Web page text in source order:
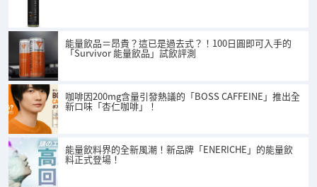
能量飲品＝昂貴？這已是過去式？！100日圓即可入手的
「Survivor 能量飲品」試飲評測
咖啡因200mg含量引發熱議的「BOSS CAFFEINE」推出全
新口味「杏仁咖啡」！
能量飲料界的全新風潮！新品牌「ENERICHE」的能量飲
料正式登場！